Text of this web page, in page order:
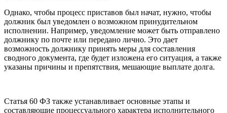
Однако, чтобы процесс приставов был начат, нужно, чтобы
должник был уведомлен о возможном принудительном
исполнении. Например, уведомление может быть отправлено
должнику по почте или передано лично. Это дает
возможность должнику принять меры для составления
сводного документа, где будет изложена его ситуация, а также
указаны причины и препятствия, мешающие выплате долга.
Статья 60 ФЗ также устанавливает основные этапы и
составляющие процессуального характера исполнительного